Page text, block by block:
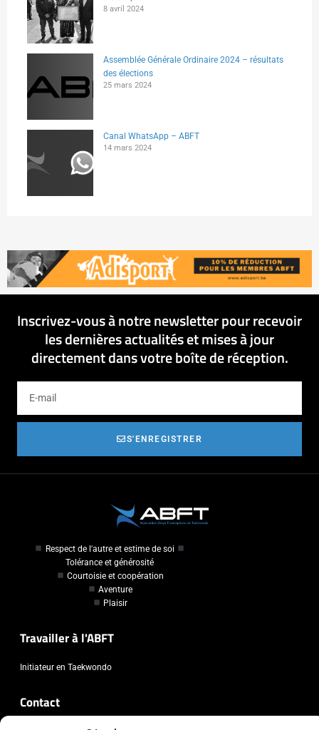
8 avril 2024
Assemblée Générale Ordinaire 2024 – résultats
des élections
25 mars 2024
Canal WhatsApp – ABFT
14 mars 2024
Inscrivez-vous à notre newsletter pour recevoir
les dernières actualités et mises à jour
directement dans votre boîte de réception.
S'ENREGISTRER
Respect de l'autre et estime de soi
Tolérance et générosité
Courtoisie et coopération
Aventure
Plaisir
Travailler à l'ABFT
Initiateur en Taekwondo
Contact